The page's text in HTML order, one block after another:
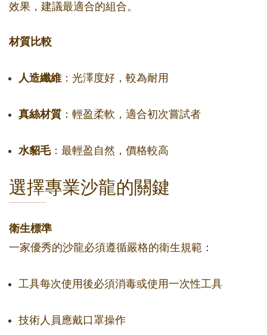
效果，建議最適合的組合。
材質比較
人造纖維 ：光澤度好，較為耐用
真絲材質 ：輕盈柔軟，適合初次嘗試者
水貂毛：最輕盈自然，價格較高
選擇專業沙龍的關鍵
衛生標準
一家優秀的沙龍必須遵循嚴格的衛生規範：
工具每次使用後必須消毒或使用一次性工具
技術人員應戴口罩操作